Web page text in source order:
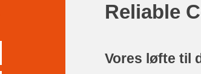
Reliable
Vores løfte til